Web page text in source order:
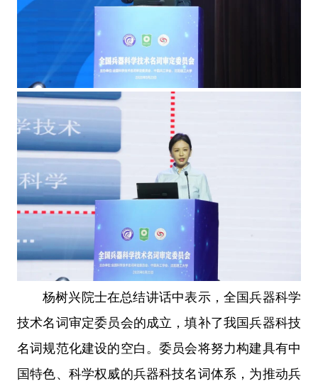
杨树兴院士在总结讲话中表示，全国兵器科学
技术名词审定委员会的成立，填补了我国兵器科技
名词规范化建设的空白。委员会将努力构建具有中
国特色、科学权威的兵器科技名词体系，为推动兵